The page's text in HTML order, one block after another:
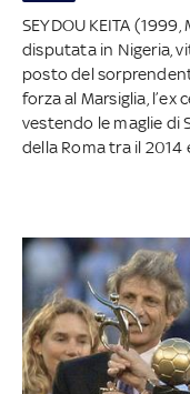
SEYDOU KEITA
disputata in Nigeria,
posto del
forza al Marsiglia,
vestendo le maglie di
della Roma tra il